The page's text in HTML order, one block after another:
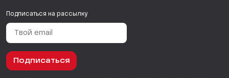
Подписаться на рассылку
Подписаться